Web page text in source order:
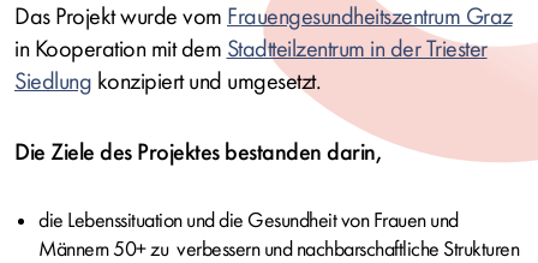
Das Projekt wurde vom Frauengesundheitszentrum Graz
in Kooperation mit dem Stadtteilzentrum in der Triester
Siedlung konzipiert und umgesetzt.
Die Ziele des Projektes bestanden darin,
die Lebenssituation und die Gesundheit von Frauen und
Männern 50+ zu verbessern und nachbarschaftliche Strukturen